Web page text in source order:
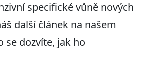
specifické vůně nových
další článek na našem
se dozvíte, jak ho